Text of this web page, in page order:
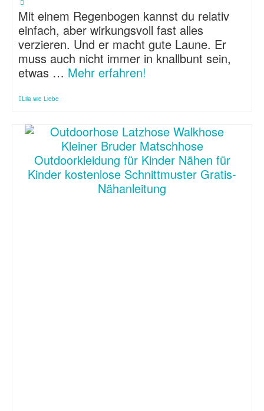
Mit einem Regenbogen kannst du relativ
einfach, aber wirkungsvoll fast alles
verzieren. Und er macht gute Laune. Er
muss auch nicht immer in knallbunt sein,
etwas … Mehr erfahren!
Lila wie Liebe